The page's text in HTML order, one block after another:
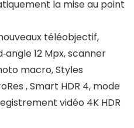
la mise au point
téléobjectif,
12 Mpx, scanner
macro, Styles
, Smart HDR 4, mode
vidéo 4K HDR